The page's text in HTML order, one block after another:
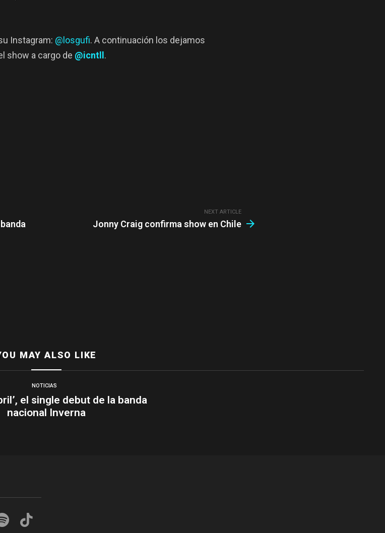
Instagram: @losgufi. A continuación los dejamos
show a cargo de @icntll.
NEXT ARTICLE
Jonny Craig confirma show en Chile
MAY ALSO LIKE
NOTICIAS
el single debut de la banda
nacional Inverna